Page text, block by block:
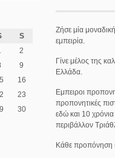
S
2
9
16
23
30
Ζήσε μία
εμπειρία.
Γίνε μέλος της
Ελλάδα.
Εμπειροι
προπονητικές
εδώ και 10
περιβάλλον
Κάθε προπόνηση